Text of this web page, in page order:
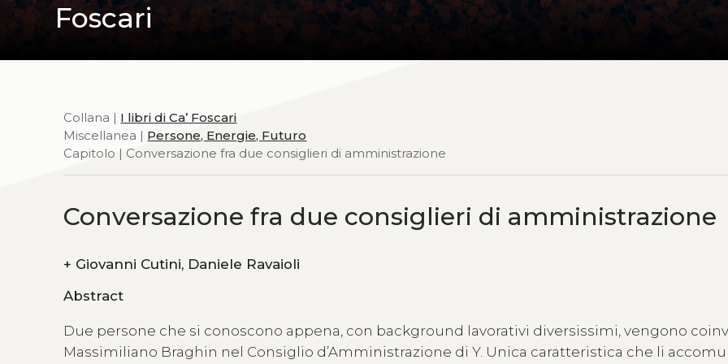
Foscari
Collana | I libri di Ca’ Foscari
Miscellanea | Persone, Energie, Futuro
Capitolo | Conversazione fra due consiglieri di amministrazione
Conversazione fra due consiglieri di amministrazione
+
Giovanni Cutini, Daniele Ravaioli
Abstract
Due persone che si conoscono appena, con background lavorativi diversissimi, vengono
Massimiliano Braghin nel Consiglio d’Amministrazione di Y. Unica caratteristica che li